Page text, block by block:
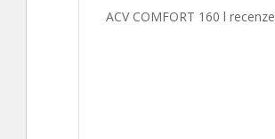
ACV COMFORT 160 l recenze